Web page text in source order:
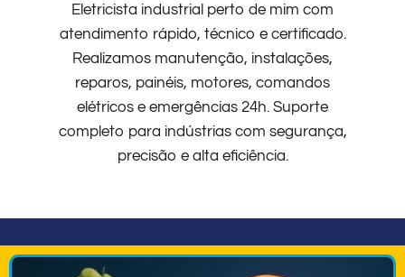
Eletricista industrial perto de mim com
atendimento rápido, técnico e certificado.
Realizamos manutenção, instalações,
reparos, painéis, motores, comandos
elétricos e emergências 24h. Suporte
completo para indústrias com segurança,
precisão e alta eficiência.